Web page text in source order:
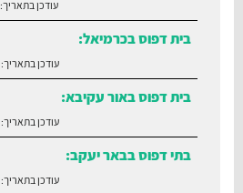
עודכן בתאריך:
בית דפוס באור עקיבא:
עודכן בתאריך:
בתי דפוס בבאר יעקב:
עודכן בתאריך:
הדפסת תעודות:
עודכן בתאריך: